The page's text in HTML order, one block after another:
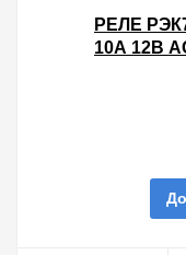
РЕЛЕ
10А 12В